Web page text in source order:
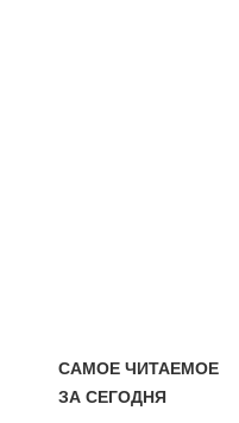
САМОЕ ЧИТАЕМОЕ
ЗА СЕГОДНЯ